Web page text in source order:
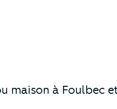
maison à Foulbec